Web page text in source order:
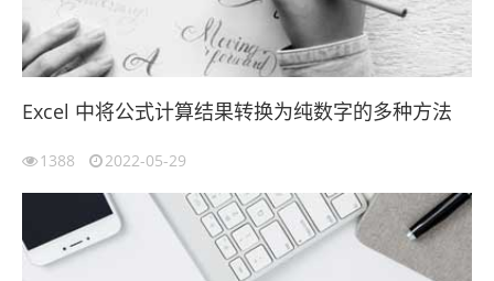
Excel 中将公式计算结果转换为纯数字的多种方法
1388 2022-05-29